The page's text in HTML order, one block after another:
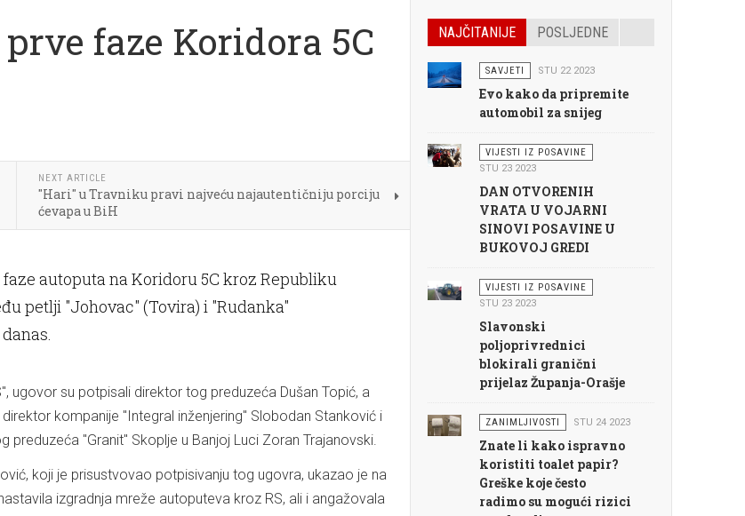
faze Koridora 5C
NEXT ARTICLE
"Hari" u Travniku pravi najveću najautentičniju porciju
ćevapa u BiH
autoputa na Koridoru 5C kroz Republiku
petlji "Johovac" (Tovira) i "Rudanka"
ugovor su potpisali direktor tog preduzeća Dušan Topić, a
kompanije "Integral inženjering" Slobodan Stanković i
preduzeća "Granit" Skoplje u Banjoj Luci Zoran Trajanovski.
koji je prisustvovao potpisivanju tog ugovra, ukazao je na
izgradnja mreže autoputeva kroz RS, ali i angažovala
NAJČITANIJE POSLJEDNE
SAVJETI STU 22 2023
Evo kako da pripremite
automobil za snijeg
VIJESTI IZ POSAVINE
STU 23 2023
DAN OTVORENIH
VRATA U VOJARNI
SINOVI POSAVINE U
BUKOVOJ GREDI
VIJESTI IZ POSAVINE
STU 23 2023
Slavonski
poljoprivrednici
blokirali granični
prijelaz Županja-Orašje
ZANIMLJIVOSTI STU 24 2023
Znate li kako ispravno
koristiti toalet papir?
Greške koje često
radimo su mogući rizici